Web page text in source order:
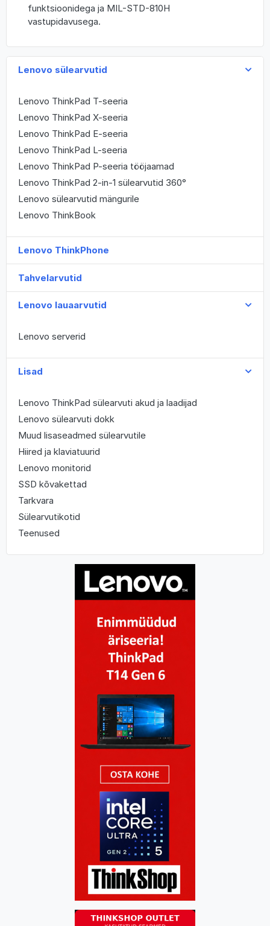
Lenovo sülearvutid
Lenovo ThinkPad T-seeria
Lenovo ThinkPad X-seeria
Lenovo ThinkPad E-seeria
Lenovo ThinkPad L-seeria
Lenovo ThinkPad P-seeria tööjaamad
Lenovo ThinkPad 2-in-1 sülearvutid 360°
Lenovo sülearvutid mängurile
Lenovo ThinkBook
Lenovo ThinkPhone
Tahvelarvutid
Lenovo lauaarvutid
Lenovo serverid
Lisad
Lenovo ThinkPad sülearvuti akud ja laadijad
Lenovo sülearvuti dokk
Muud lisaseadmed sülearvutile
Hiired ja klaviatuurid
Lenovo monitorid
SSD kõvakettad
Tarkvara
Sülearvutikotid
Teenused
funktsioonidega ja MIL-STD-810H
vastupidavusega.